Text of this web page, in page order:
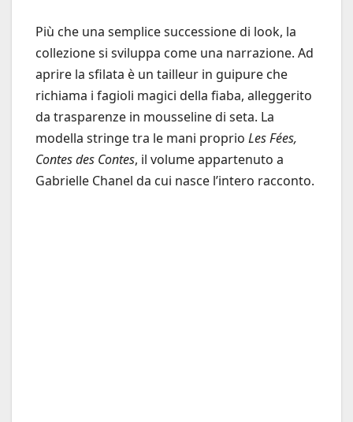
Più che una semplice successione di look, la
collezione si sviluppa come una narrazione. Ad
aprire la sfilata è un tailleur in guipure che
richiama i fagioli magici della fiaba, alleggerito
da trasparenze in mousseline di seta. La
modella stringe tra le mani proprio Les Fées,
Contes des Contes, il volume appartenuto a
Gabrielle Chanel da cui nasce l’intero racconto.